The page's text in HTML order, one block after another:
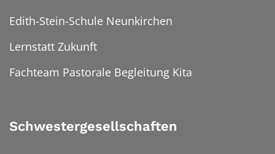
Edith-Stein-Schule Neunkirchen
Lernstatt Zukunft
Fachteam Pastorale Begleitung Kita
Schwestergesellschaften